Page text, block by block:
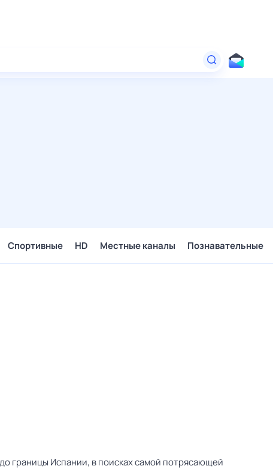
Спортивные HD Местные каналы Познавательные
границы Испании, в поисках самой потрясающей